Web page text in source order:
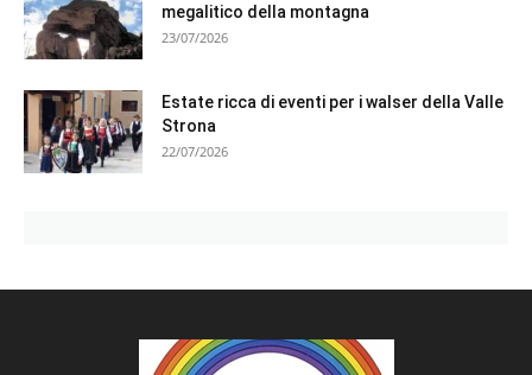
megalitico della montagna
23/07/2026
Estate ricca di eventi per i walser della Valle
Strona
22/07/2026